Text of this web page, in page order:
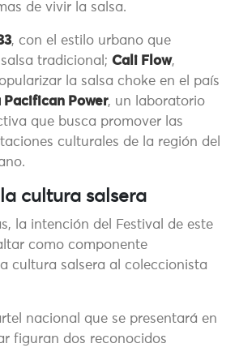
de vivir la salsa.
, con el estilo urbano que
tradicional; Cali Flow,
la salsa choke en el país
Pacifican Power, un laboratorio
que busca promover las
culturales de la región del
cultura salsera
la intención del Festival de este
como componente
cultura salsera al coleccionista
nacional que se presentará en
figuran dos reconocidos